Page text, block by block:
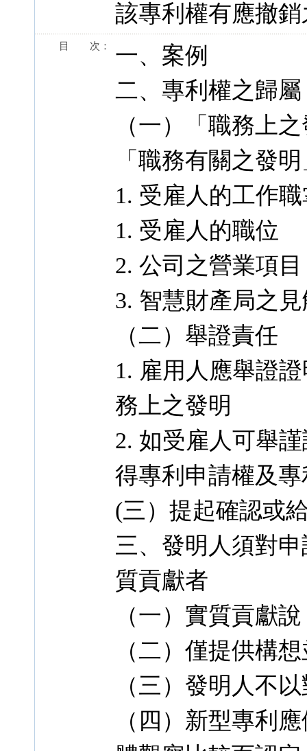
該專利權有應撤
目 次：
一、案例
二、專利權之歸屬
（一）「職務上
「職務有關之發
1. 受雇人的工作
1. 受雇人的職位
2. 公司之營業項目
3. 智慧財產局之
（二）舉證責任
1. 雇用人應舉證
務上之發明
2. 如受雇人可舉
得專利申請權及
(三）提起確認或
三、發明人須對
質貢獻者
（一）實質貢獻說
（二）僅提供構
（三）發明人不
（四）新型專利